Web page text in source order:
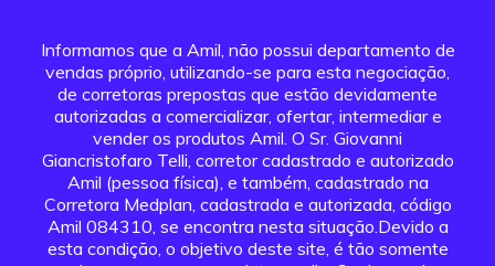
Informamos que a Amil, não possui departamento de
vendas próprio, utilizando-se para esta negociação,
de corretoras prepostas que estão devidamente
autorizadas a comercializar, ofertar, intermediar e
vender os produtos Amil. O Sr. Giovanni
Giancristofaro Telli, corretor cadastrado e autorizado
Amil (pessoa física), e também, cadastrado na
Corretora Medplan, cadastrada e autorizada, código
Amil 084310, se encontra nesta situação.Devido a
esta condição, o objetivo deste site, é tão somente